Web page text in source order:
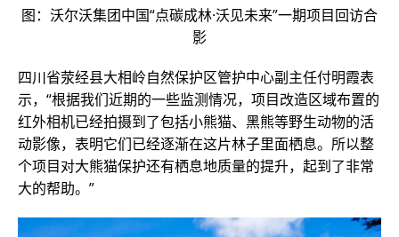
图：沃尔沃集团中国“点碳成林·沃见未来”一期项目回访合
影
四川省荥经县大相岭自然保护区管护中心副主任付明霞表
示，“根据我们近期的一些监测情况，项目改造区域布置的
红外相机已经拍摄到了包括小熊猫、黑熊等野生动物的活
动影像，表明它们已经逐渐在这片林子里面栖息。所以整
个项目对大熊猫保护还有栖息地质量的提升，起到了非常
大的帮助。”